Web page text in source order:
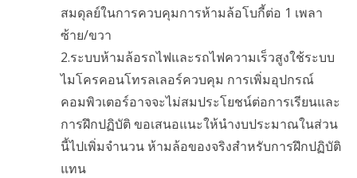
สมดุลย์ในการควบคุมการห้ามล้อโบกี้ต่อ 1 เพลา
ซ้าย/ขวา
2.ระบบห้ามล้อรถไฟและรถไฟความเร็วสูงใช้ระบบ
ไมโครคอนโทรลเลอร์ควบคุม การเพิ่มอุปกรณ์
คอมพิวเตอร์อาจจะไม่สมประโยชน์ต่อการเรียนและ
การฝึกปฏิบัติ ขอเสนอแนะให้นำงบประมาณในส่วน
นี้ไปเพิ่มจำนวน ห้ามล้อของจริงสำหรับการฝึกปฏิบัติ
แทน